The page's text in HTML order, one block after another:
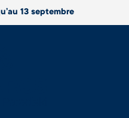
13 septembre